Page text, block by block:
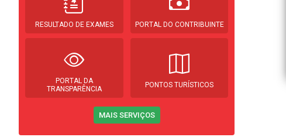
RESULTADO DE EXAMES PORTAL DO CONTRIBUINTE
PORTAL DA
TRANSPARÊNCIA
PONTOS TURÍSTICOS
MAIS SERVIÇOS